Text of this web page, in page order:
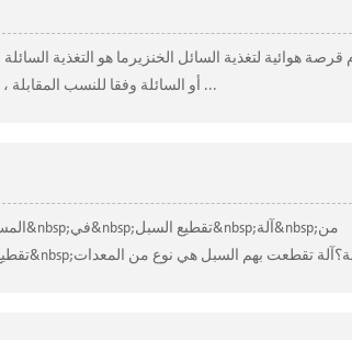
هوائية لتغذية السائل الخنزيرما هو التغذية السائلة
أو السائلة وفقا للنسب المقابلة ، ثم التحكم فيها بذكاء عن طريق جهاز كمبيوتر وتسليمها إلى الخنازير من ...